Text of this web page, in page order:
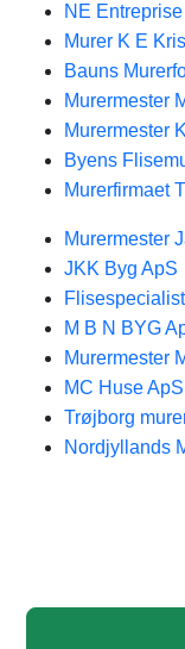
NE Entreprise
Murer K E
Bauns
Murermester
Murermester
Byens
Murerfirmaet
Murermester
JKK Byg ApS
M B N BYG
Murermester
MC Huse ApS
Trøjborg
Nordjyllands